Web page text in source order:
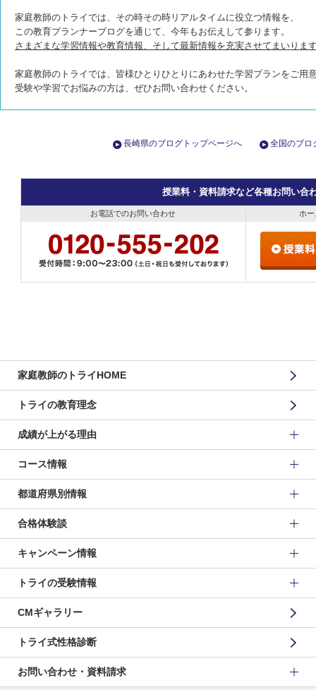
家庭教師のトライでは、その時その時リアルタイムに役立つ情報を、
この教育プランナーブログを通じて、今年もお伝えして参ります。
さまざまな学習情報や教育情報、そして最新情報を充実させてまいりま
家庭教師のトライでは、皆様ひとりひとりにあわせた学習プランをご用
受験や学習でお悩みの方は、ぜひお問い合わせください。
長崎県のブログトップページへ 全国のブロ
授業料・資料請求など各種お問い合
お電話でのお問い合わせ ホ
家庭教師のトライHOME
トライの教育理念
成績が上がる理由
コース情報
都道府県別情報
合格体験談
キャンペーン情報
トライの受験情報
CMギャラリー
トライ式性格診断
お問い合わせ・資料請求